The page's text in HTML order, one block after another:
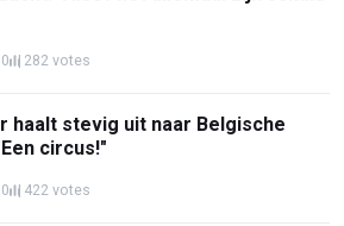
282 votes
haalt stevig uit naar Belgische
circus!"
422 votes